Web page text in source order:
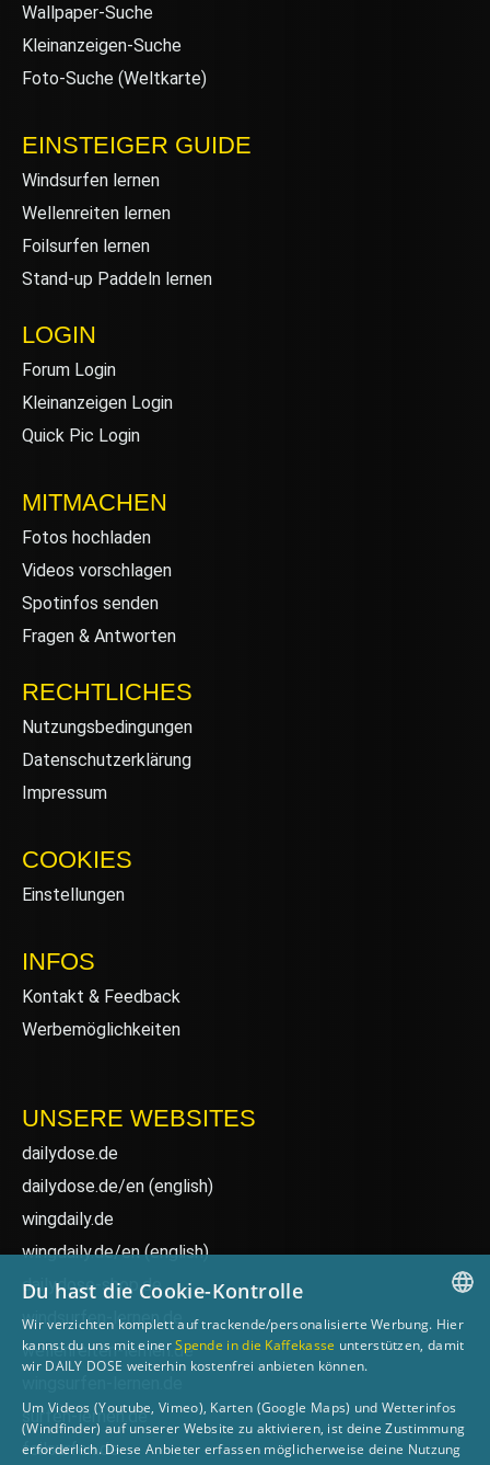
Wallpaper-Suche
Kleinanzeigen-Suche
Foto-Suche (Weltkarte)
EINSTEIGER GUIDE
Windsurfen lernen
Wellenreiten lernen
Foilsurfen lernen
Stand-up Paddeln lernen
LOGIN
Forum Login
Kleinanzeigen Login
Quick Pic Login
MITMACHEN
Fotos hochladen
Videos vorschlagen
Spotinfos senden
Fragen & Antworten
RECHTLICHES
Nutzungsbedingungen
Datenschutzerklärung
Impressum
COOKIES
Einstellungen
INFOS
Kontakt & Feedback
Werbemöglichkeiten
UNSERE WEBSITES
dailydose.de
dailydose.de/en (english)
wingdaily.de
wingdaily.de/en(english)
dailydose-shop.de
windsurfen-lernen.de
wellenreiten-lernen.de
surfen-lernen.de
foilsurfen.de
GERMAN
Du hast die Cookie-Kontrolle
Wir verzichten komplett auf trackende/personalisierte Werbung. Hier
kannst du uns mit einerSpende in die Kaffekasse unterstützen, damit
wir DAILY DOSE weiterhin kostenfrei anbieten können.
Um Videos (Youtube, Vimeo), Karten (Google Maps) und Wetterinfos
(Windfinder) auf unserer Website zu aktivieren, ist deine Zustimmung
erforderlich. Diese Anbieter erfassen möglicherweise deine Nutzung